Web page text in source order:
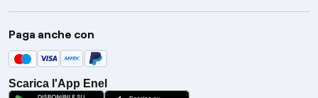
Enel Group
Enel Green Power
Global Trading
Global Procurement
Paga anche con
Scarica l'App Enel